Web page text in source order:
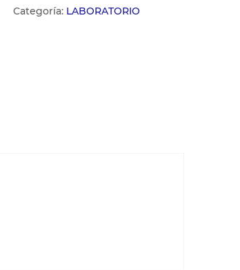
Categoría: LABORATORIO